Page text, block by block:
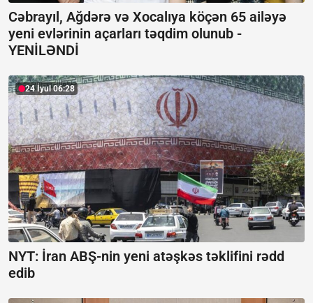
Cəbrayıl, Ağdərə və Xocalıya köçən 65 ailəyə
yeni evlərinin açarları təqdim olunub -
YENİLƏNDİ
24 İyul 06:28
NYT: İran ABŞ-nin yeni atəşkəs təklifini rədd
edib